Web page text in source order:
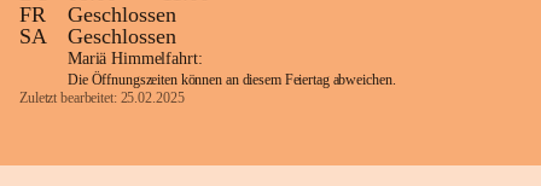
FR
Geschlossen
SA
Geschlossen
Mariä Himmelfahrt:
Die Öffnungszeiten können an diesem Feiertag abweichen.
Zuletzt bearbeitet: 25.02.2025